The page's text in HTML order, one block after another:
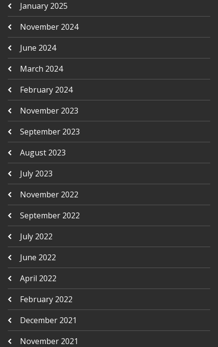
January 2025
November 2024
June 2024
March 2024
February 2024
November 2023
September 2023
August 2023
July 2023
November 2022
September 2022
July 2022
June 2022
April 2022
February 2022
December 2021
November 2021